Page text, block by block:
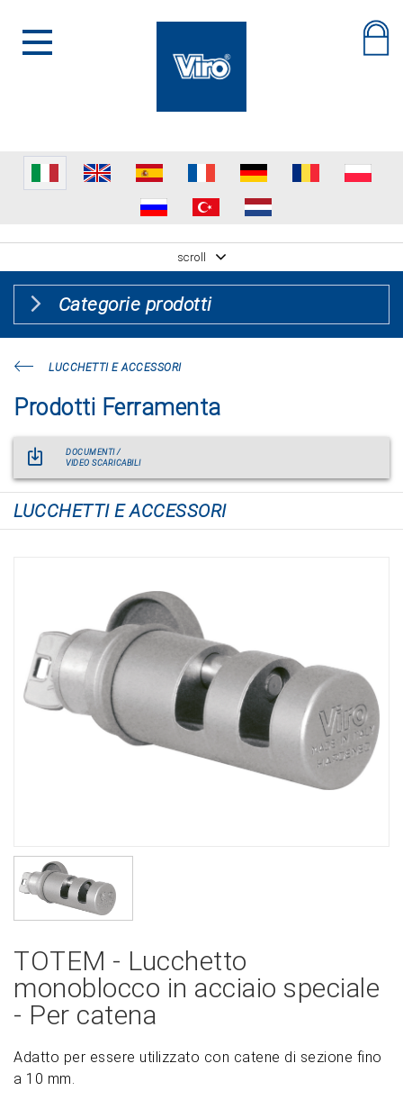
scroll
Categorie prodotti
LUCCHETTI E ACCESSORI
Prodotti Ferramenta
DOCUMENTI /
VIDEO SCARICABILI
LUCCHETTI E ACCESSORI
TOTEM - Lucchetto
monoblocco in acciaio speciale
- Per catena
Adatto per essere utilizzato con catene di sezione fino
a 10 mm.